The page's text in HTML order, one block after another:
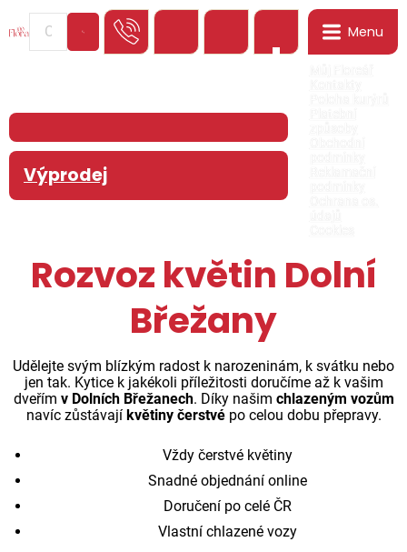
Menu
Výprodej
Rozvoz květin Dolní
Břežany
Udělejte svým blízkým radost k narozeninám, k svátku nebo
jen tak. Kytice k jakékoli příležitosti doručíme až k vašim
dveřím v Dolních Břežanech. Díky našim chlazeným vozům
navíc zůstávají květiny čerstvépo celou dobu přepravy.
Vždy čerstvé květiny
Snadné objednání online
Doručení po celé ČR
Vlastní chlazené vozy